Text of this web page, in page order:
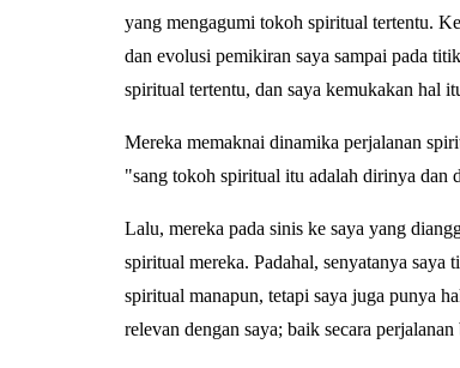
yang mengagumi tokoh spiritual tertentu.
dan evolusi pemikiran saya sampai pada
spiritual tertentu, dan saya kemukakan hal
Mereka memaknai dinamika perjalanan
"sang tokoh spiritual itu adalah dirinya dan
Lalu, mereka pada sinis ke saya yang
spiritual mereka. Padahal, senyatanya
spiritual manapun, tetapi saya juga punya
relevan dengan saya; baik secara